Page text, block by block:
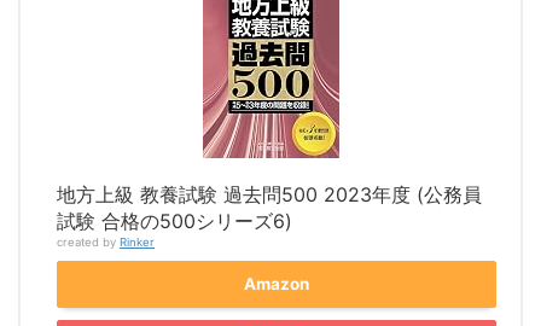
地方上級 教養試験 過去問500 2023年度 (公務員
試験 合格の500シリーズ6)
created by Rinker
Amazon